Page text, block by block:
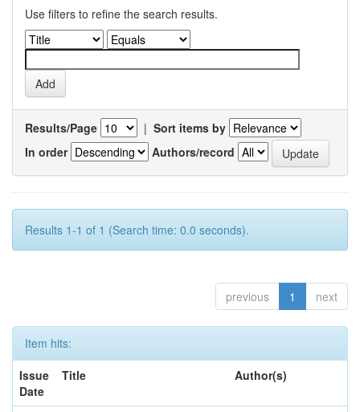
Use filters to refine the search results.
Results/Page | Sort items by
In order
Authors/record
Results 1-1 of 1 (Search time: 0.0 seconds).
previous 1 next
Item hits:
Issue
Date
Title Author(s)